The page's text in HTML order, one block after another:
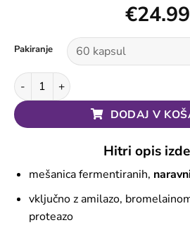
€24.99
Pakiranje
Digestive Enzyme 60 kapsul -
DODAJ V
Hitri opis
mešanica fermentiranih,
vključno z amilazo,
proteazo